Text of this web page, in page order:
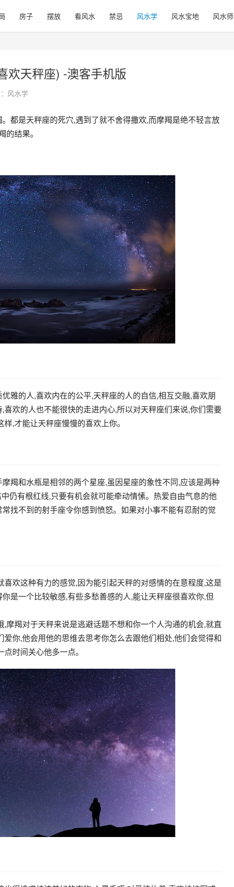
房子 摆放 看风水 禁忌 风水学 风水宝地 风水师
欢天秤座) -澳客手机版
风水学
都是天秤座的死穴,遇到了就不舍得撒欢,而摩羯是绝不轻言放
结果。
雅的人,喜欢内在的公平,天秤座的人的自信,相互交融,喜欢朋
欢的人也不能很快的走进内心,所以对天秤座们来说,你们需要
,才能让天秤座慢慢的喜欢上你。
羯和水瓶是相邻的两个星座,虽因星座的象性不同,应该是两种
仍有根红线,只要有机会就可能牵动情愫。热爱自由气息的他
找不到的射手座令你感到愤怒。如果对小事不能有忍耐的觉
欢这种有力的感觉,因为能引起天秤的对感情的在意程度,这是
是一个比较敏感,有些多愁善感的人,能让天秤座很喜欢你,但
摩羯对于天秤来说是逃避话题不想和你一个人沟通的机会,就直
你,他会用他的思维去思考你怎么去跟他们相处,他们会觉得和
时间关心他多一点。